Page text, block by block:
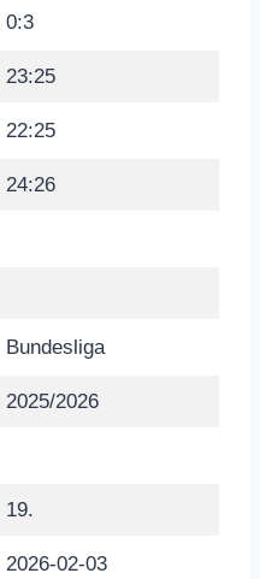
0:3
23:25
22:25
24:26
Bundesliga
2025/2026
19.
2026-02-03